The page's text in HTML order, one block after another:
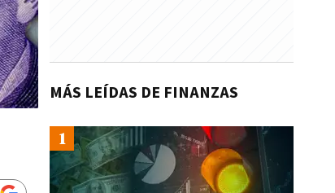
MÁS LEÍDAS DE FINANZAS